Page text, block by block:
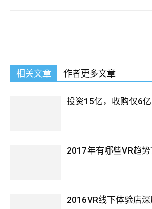
相关文章 作者更多文章
投资15亿，收购仅6亿
2017年有哪些VR趋势
2016VR线下体验店深